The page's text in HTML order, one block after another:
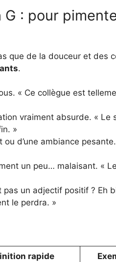
: pour
que de la douceur et des
.
« Ce collègue est
vraiment absurde. « Le
»
d’une ambiance
un peu… malaisant. «
pas un adjectif positif ? Eh
le perdra. »
rapide